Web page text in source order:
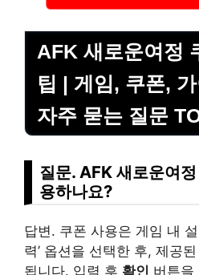
AFK 새로운여정
팁 | 게임, 쿠폰,
자주 묻는 질문
질문. AFK 새로운여
용하나요?
답변. 쿠폰 사용은 게임 내
력’ 옵션을 선택한 후, 제공
됩니다. 입력 후 확인 버튼을